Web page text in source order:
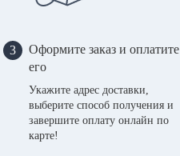
3
Оформите заказ и оплатите
его
Укажите адрес доставки,
выберите способ получения и
завершите оплату онлайн по
карте!